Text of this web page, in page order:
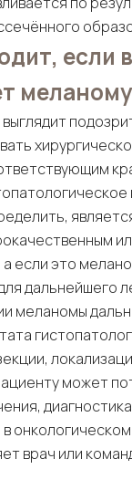
если
если это
дальнейшего
меланомы
может
в
врач или